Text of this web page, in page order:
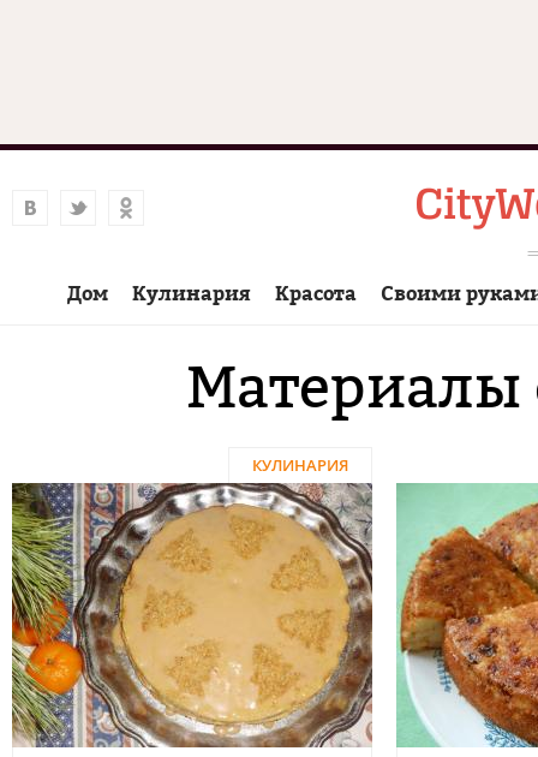
Дом Кулинария Красота Своими
Материалы
КУЛИНАРИЯ
Страницы